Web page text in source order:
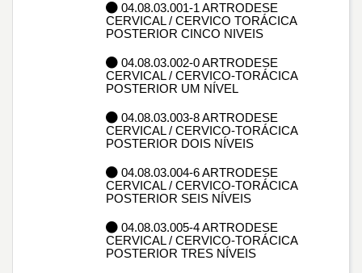
04.08.03.001-1 ARTRODESE
CERVICAL / CERVICO TORÁCICA
POSTERIOR CINCO NIVEIS
04.08.03.002-0 ARTRODESE
CERVICAL / CERVICO-TORÁCICA
POSTERIOR UM NÍVEL
04.08.03.003-8 ARTRODESE
CERVICAL / CERVICO-TORÁCICA
POSTERIOR DOIS NÍVEIS
04.08.03.004-6 ARTRODESE
CERVICAL / CERVICO-TORÁCICA
POSTERIOR SEIS NÍVEIS
04.08.03.005-4 ARTRODESE
CERVICAL / CERVICO-TORÁCICA
POSTERIOR TRES NÍVEIS